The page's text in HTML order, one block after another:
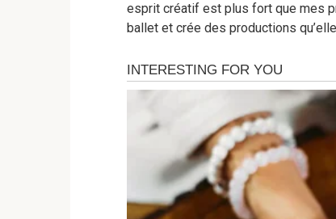
esprit créatif est plus fort que mes
ballet et crée des productions